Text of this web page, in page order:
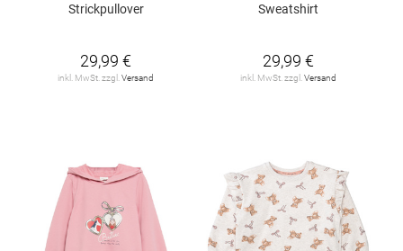
Strickpullover
29,99 €
inkl. MwSt. zzgl. Versand
Sweatshirt
29,99 €
inkl. MwSt. zzgl. Versand